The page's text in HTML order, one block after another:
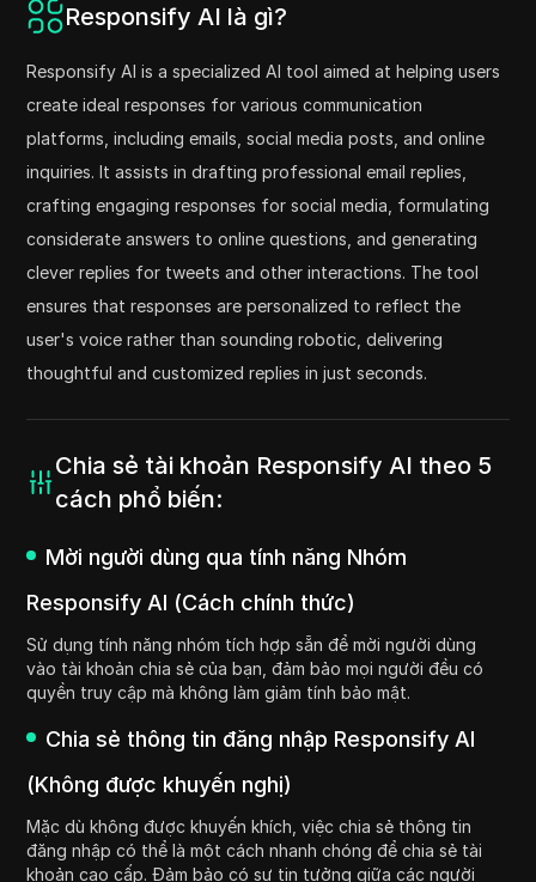
Responsify AI là gì?
Responsify AI is a specialized AI tool aimed at helping users
create ideal responses for various communication
platforms, including emails, social media posts, and online
inquiries. It assists in drafting professional email replies,
crafting engaging responses for social media, formulating
considerate answers to online questions, and generating
clever replies for tweets and other interactions. The tool
ensures that responses are personalized to reflect the
user's voice rather than sounding robotic, delivering
thoughtful and customized replies in just seconds.
Chia sẻ tài khoản Responsify AI theo 5
cách phổ biến:
Mời người dùng qua tính năng Nhóm
Responsify AI (Cách chính thức)
Sử dụng tính năng nhóm tích hợp sẵn để mời người dùng
vào tài khoản chia sẻ của bạn, đảm bảo mọi người đều có
quyền truy cập mà không làm giảm tính bảo mật.
Chia sẻ thông tin đăng nhập Responsify AI
(Không được khuyến nghị)
Mặc dù không được khuyến khích, việc chia sẻ thông tin
đăng nhập có thể là một cách nhanh chóng để chia sẻ tài
khoản cao cấp. Đảm bảo có sự tin tưởng giữa các người